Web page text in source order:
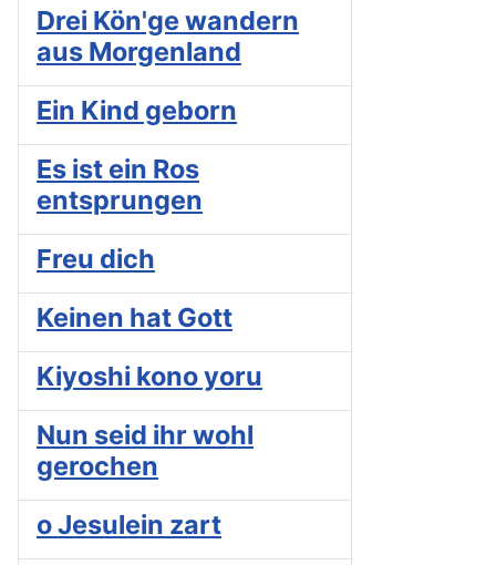
Drei Kön'ge wandern
aus Morgenland
Ein Kind geborn
Es ist ein Ros
entsprungen
Freu dich
Keinen hat Gott
Kiyoshi kono yoru
Nun seid ihr wohl
gerochen
o Jesulein zart